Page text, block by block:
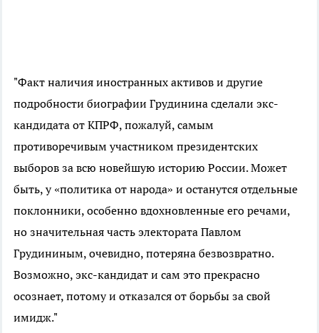
"Факт наличия иностранных активов и другие
подробности биографии Грудинина сделали экс-
кандидата от КПРФ, пожалуй, самым
противоречивым участником президентских
выборов за всю новейшую историю России. Может
быть, у «политика от народа» и останутся отдельные
поклонники, особенно вдохновленные его речами,
но значительная часть электората Павлом
Грудининым, очевидно, потеряна безвозвратно.
Возможно, экс-кандидат и сам это прекрасно
осознает, потому и отказался от борьбы за свой
имидж."